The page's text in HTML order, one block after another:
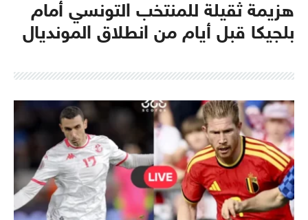
هزيمة ثقيلة للمنتخب التونسي أمام
بلجيكا قبل أيام من انطلاق المونديال